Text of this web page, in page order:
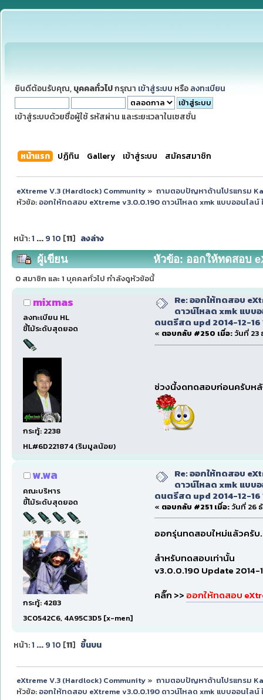
ยินดีต้อนรับคุณ, บุคคลทั่วไปกรุณา เข้าสู่ระบบ หรือ ลงทะเบียน
เข้าสู่ระบบด้วยชื่อผู้ใช้ รหัสผ่าน และระยะเวลาในเซสชั่น
หน้าแรก ปฏิทิน Gallery เข้าสู่ระบบ สมัครสมาชิก
eXtreme V.3 (Hardlock) Community» ถามตอบปัญหาด้านโปรแกรม
หัวข้อ: ออกให้ทดสอบ eXtreme v3.0.0.190 ดาวน์โหลด xmk แบบออนไล
หน้า:1 ... 9 10 [11] ลงล่าง
ผู้เขียน
หัวข้อ: ออกให้ทดสอบ
ดนตรีสด upd 2014-12-16 11.00 น. (อ่าน 336655 ครั้
0 สมาชิก และ 1 บุคคลทั่วไป กำลังดูหัวข้อนี้
mixmas
ลงทะเบียน HL
ขี้โม้ระดับสุดยอด
กระทู้: 2238
HL#6D221874 (ริมมูลน้อย)
Re: ออกให้ทดสอบ
ดาวน์โหลด xmk แบบ
ดนตรีสด upd 2014-12-16
« ตอบกลับ #250 เมื่อ: วันที่ 23
ช่วงนี้งดทดสอบก่อนครับห
พ.พล
คณะบริหาร
ขี้โม้ระดับสุดยอด
กระทู้: 4283
3C0542C6, 4A95C3D5 [x-men]
Re: ออกให้ทดสอบ
ดาวน์โหลด xmk แบบ
ดนตรีสด upd 2014-12-16
« ตอบกลับ #251 เมื่อ: วันที่ 26
ออกรุ่นทดสอบใหม่แล้วครับ.
สำหรับทดสอบเท่านั้น
v3.0.0.190 Update 2014-
คลิ๊ก >> ออกให้ทดสอบ
หน้า:1 ... 9 10 [11] ขึ้นบน
eXtreme V.3 (Hardlock) Community» ถามตอบปัญหาด้านโปรแกรม
หัวข้อ: ออกให้ทดสอบ eXtreme v3.0.0.190 ดาวน์โหลด xmk แบบออนไล